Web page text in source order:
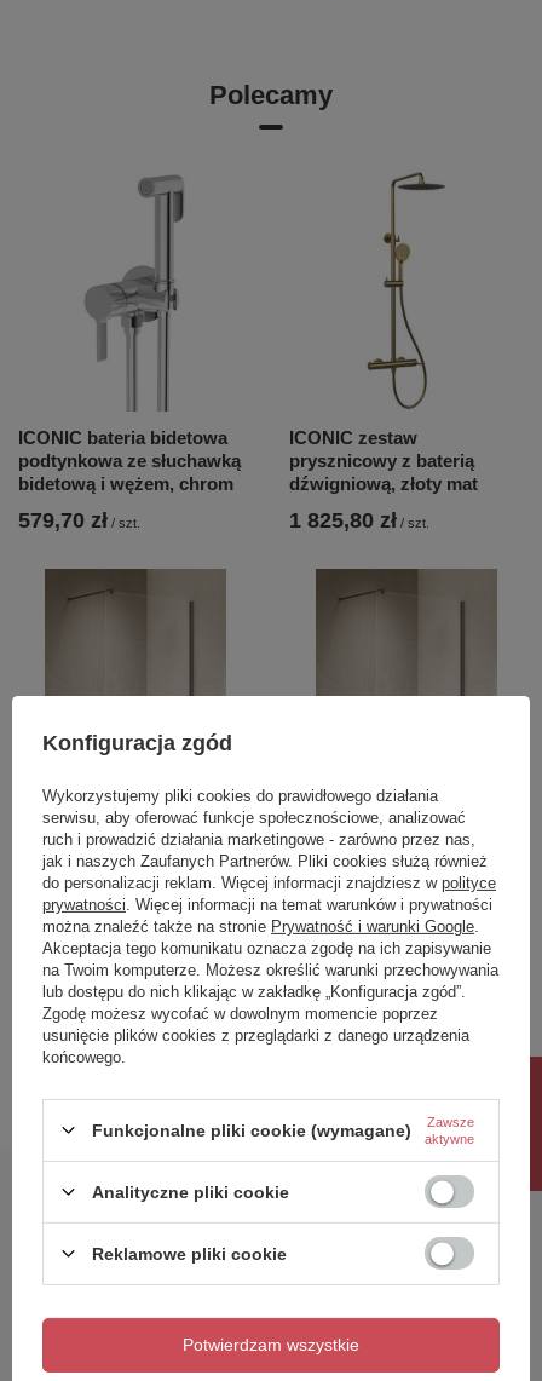
Polecamy
ICONIC bateria bidetowa
podtynkowa ze słuchawką
bidetową i wężem, chrom
579,70 zł / szt.
ICONIC zestaw
prysznicowy z baterią
dźwigniową, złoty mat
1 825,80 zł / szt.
OKAZJA
NZ4 Parawan nawannowy
NESTA GUNMETAL
BRUSHED stały U 50x140
szkło czyste 8mm Active
Shield 2.0 - wsp.
równoległy
1 372,00 zł / szt.
Najniższa cena produktu w okresie
30 dni przed wprowadzeniem
obniżki:1 372,00 zł
OKAZJA
NZ4 Parawan nawannowy
NESTA GUNMETAL
BRUSHED stały U 60x140
szkło czyste 8mm Active
Shield 2.0 - wsp.
równoległy
1 451,00 zł / szt.
Najniższa cena produktu w okresie
30 dni przed wprowadzeniem
Konfiguracja zgód
Wykorzystujemy pliki cookies do prawidłowego działania
serwisu, aby oferować funkcje społecznościowe, analizować
ruch i prowadzić działania marketingowe - zarówno przez nas,
jak i naszych Zaufanych Partnerów. Pliki cookies służą również
do personalizacji reklam. Więcej informacji znajdziesz w polityce
prywatności . Więcej informacji na temat warunków i prywatności
można znaleźć także na stronie Prywatność i warunki Google
Akceptacja tego komunikatu oznacza zgodę na ich zapisywanie
na Twoim komputerze. Możesz określić warunki przechowywania
lub dostępu do nich klikając w zakładkę „Konfiguracja zgód”.
Zgodę możesz wycofać w dowolnym momencie poprzez
usunięcie plików cookies z przeglądarki z danego urządzenia
końcowego.
Funkcjonalne pliki cookie (wymagane)
Zawsze
aktywne
Analityczne pliki cookie
Reklamowe pliki cookie
Potwierdzam wszystkie